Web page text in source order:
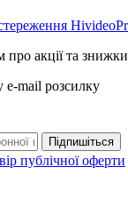
про акції та знижки
e-mail розсилку
Підпишіться
публічної оферти